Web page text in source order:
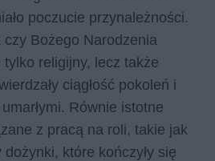
poczucie przynależności.
Bożego Narodzenia
tylko religijny, lecz także
ciągłość pokoleń i
Równie istotne
z pracą na roli, takie jak
które kończyły się